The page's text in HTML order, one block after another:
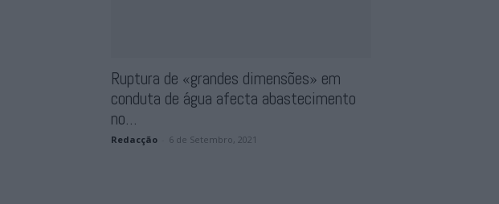
Ruptura de «grandes dimensões» em
conduta de água afecta abastecimento
no...
Redacção 6 de Setembro, 2021